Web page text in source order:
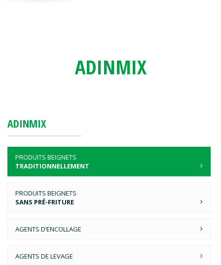
ADINMIX
ADINMIX
PRODUITS BEIGNETS
TRADITIONNELLEMENT
PRODUITS BEIGNETS
SANS PRÉ-FRITURE
AGENTS D’ENCOLLAGE
AGENTS DE LEVAGE